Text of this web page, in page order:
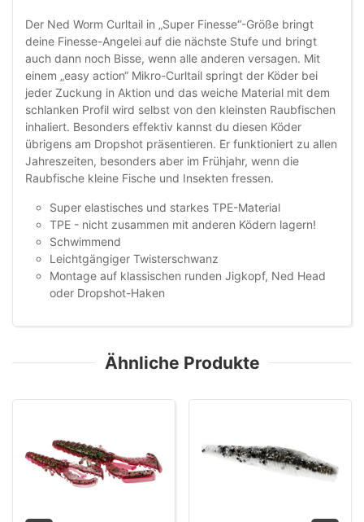
Der Ned Worm Curltail in „Super Finesse“-Größe bringt
deine Finesse-Angelei auf die nächste Stufe und bringt
auch dann noch Bisse, wenn alle anderen versagen. Mit
einem „easy action“ Mikro-Curltail springt der Köder bei
jeder Zuckung in Aktion und das weiche Material mit dem
schlanken Profil wird selbst von den kleinsten Raubfischen
inhaliert. Besonders effektiv kannst du diesen Köder
übrigens am Dropshot präsentieren. Er funktioniert zu allen
Jahreszeiten, besonders aber im Frühjahr, wenn die
Raubfische kleine Fische und Insekten fressen.
Super elastisches und starkes TPE-Material
TPE - nicht zusammen mit anderen Ködern lagern!
Schwimmend
Leichtgängiger Twisterschwanz
Montage auf klassischen runden Jigkopf, Ned Head
oder Dropshot-Haken
Ähnliche Produkte